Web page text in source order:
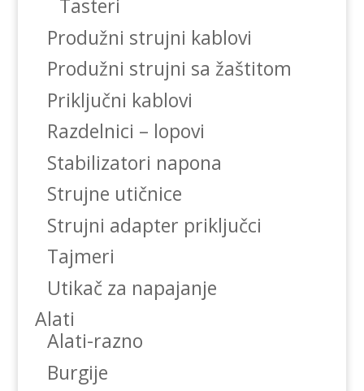
Tasteri
Produžni strujni kablovi
Produžni strujni sa žaštitom
Priključni kablovi
Razdelnici – lopovi
Stabilizatori napona
Strujne utičnice
Strujni adapter priključci
Tajmeri
Utikač za napajanje
Alati
Alati-razno
Burgije